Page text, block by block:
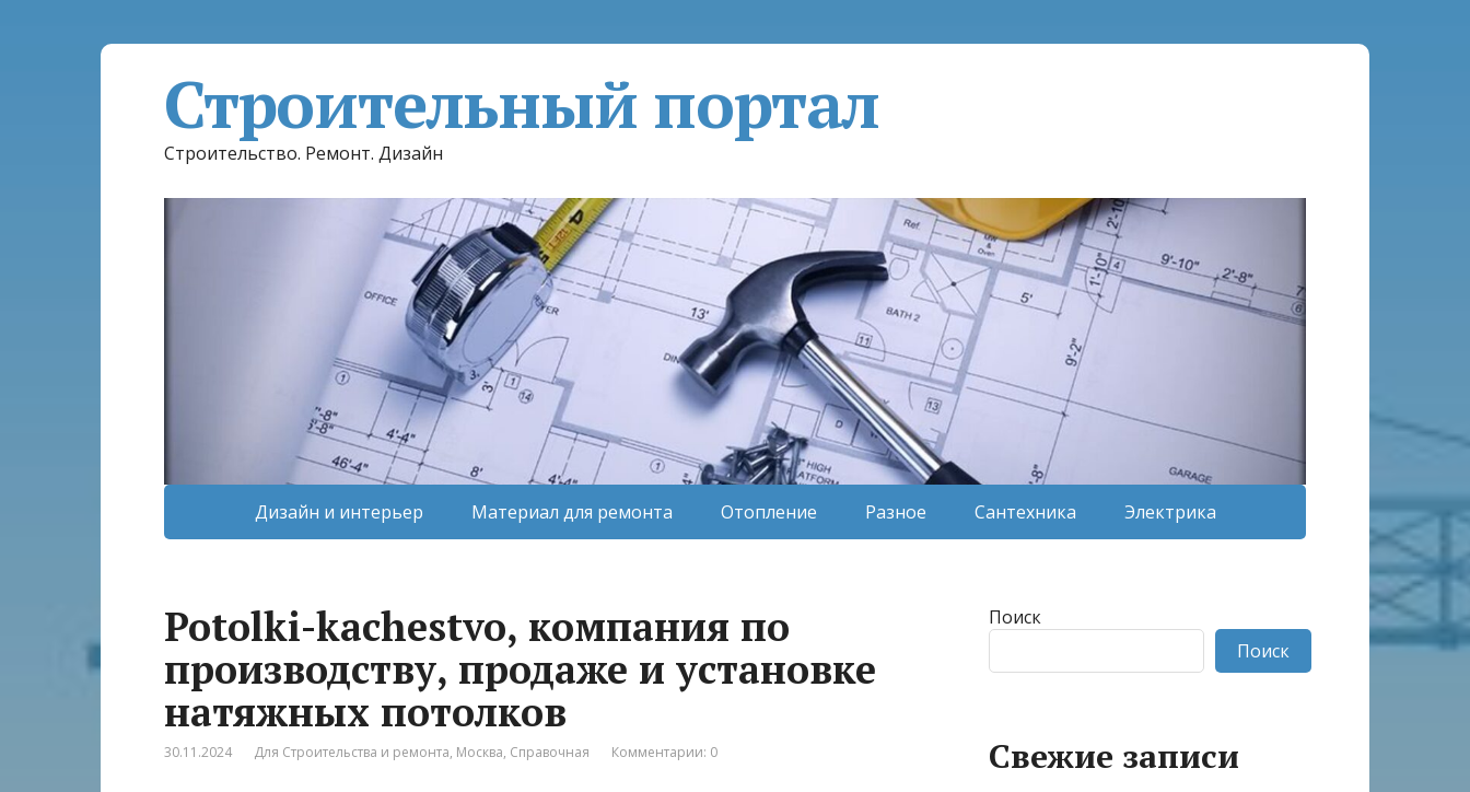
Строительный портал
Строительство. Ремонт. Дизайн
Дизайн и интерьер Материал для ремонта Отопление Разное Сантехника Электрика
Potolki-kachestvo, компания по
производству, продаже и установке
натяжных потолков
30.11.2024 Для Строительства и ремонта, Москва, Справочная Комментарии: 0
Поиск
Поиск
Свежие записи